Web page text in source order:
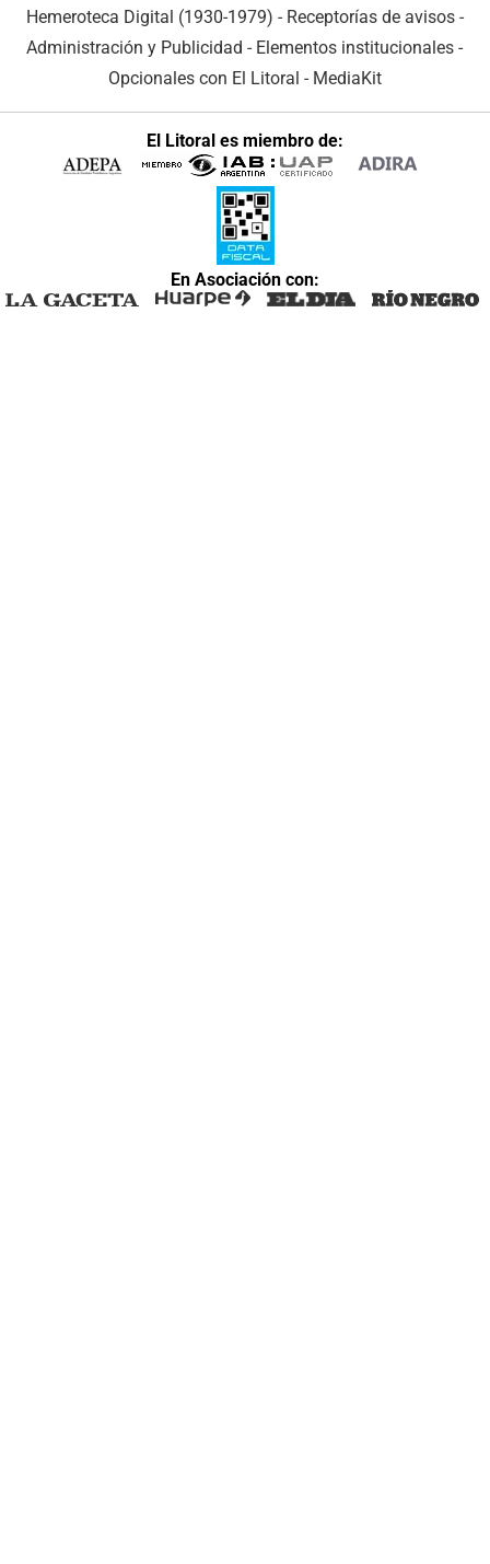
Hemeroteca Digital (1930-1979) - Receptorías de avisos -
Administración y Publicidad - Elementos institucionales -
Opcionales con El Litoral - MediaKit
El Litoral es miembro de:
En Asociación con: